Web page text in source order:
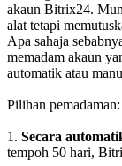
akaun Bitrix24.
alat tetapi
Apa sahaja
memadam akaun
automatik atau
Pilihan pemadaman:
1. Secara
tempoh 50 hari,